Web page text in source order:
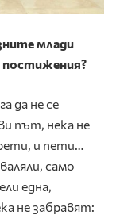
млади
да не се
път, нека не
и пети…
само
една,
не забравят: